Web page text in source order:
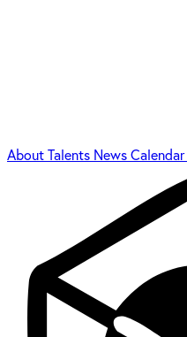
AboutTalents NewsCalendar